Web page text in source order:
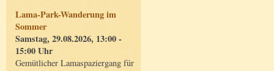
Lama-Park-Wanderung im
Sommer
Samstag, 29.08.2026, 13:00 -
15:00 Uhr
Gemütlicher Lamaspaziergang für